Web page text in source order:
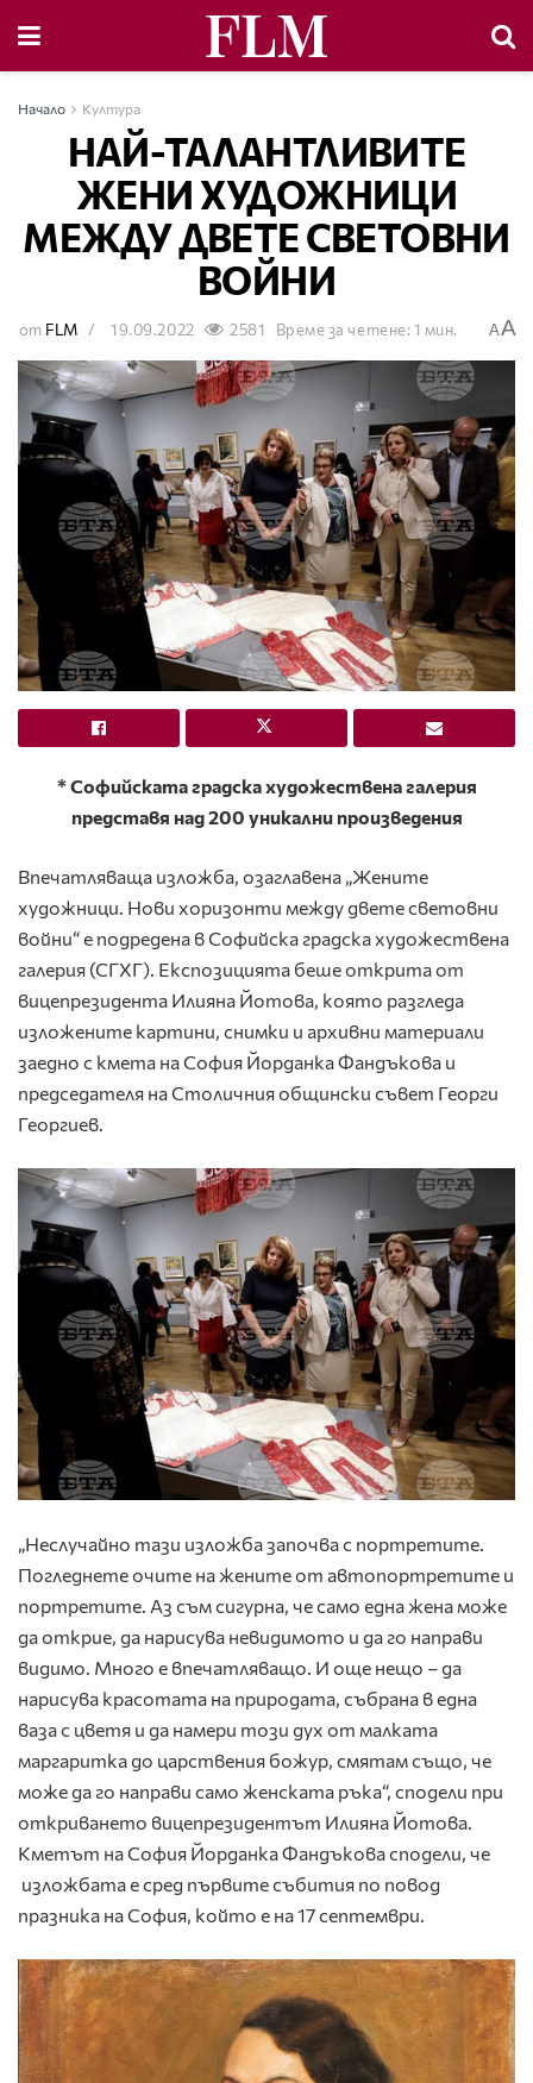
Начало Култура
НАЙ-ТАЛАНТЛИВИТЕ
ЖЕНИ ХУДОЖНИЦИ
МЕЖДУ ДВЕТЕ СВЕТОВНИ
ВОЙНИ
от FLM 19.09.2022 2581 Време за четене: 1 мин. AA
* Софийската градска художествена галерия
представя над 200 уникални произведения
Впечатляваща изложба, озаглавена „Жените
художници. Нови хоризонти между двете световни
войни“ е подредена в Софийска градска художествена
галерия (СГХГ). Експозицията беше открита от
вицепрезидента Илияна Йотова, която разгледа
изложените картини, снимки и архивни материали
заедно с кмета на София Йорданка Фандъкова и
председателя на Столичния общински съвет Георги
Георгиев.
„Неслучайно тази изложба започва с портретите.
Погледнете очите на жените от автопортретите и
портретите. Аз съм сигурна, че само една жена може
да открие, да нарисува невидимото и да го направи
видимо. Много е впечатляващо. И още нещо – да
нарисува красотата на природата, събрана в една
ваза с цветя и да намери този дух от малката
маргаритка до царствения божур, смятам също, че
може да го направи само женската ръка“, сподели при
откриването вицепрезидентът Илияна Йотова.
Кметът на София Йорданка Фандъкова сподели, че
изложбата е сред първите събития по повод
празника на София, който е на 17 септември.